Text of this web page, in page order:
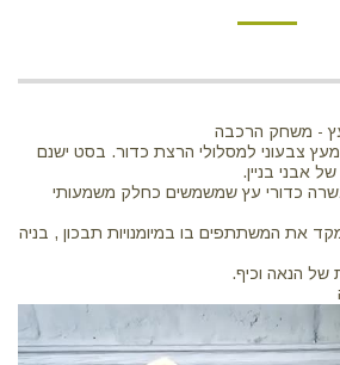
- משחק הרכבה
מעץ צבעוני למסלולי הרצת כדור. בסט ישנם
אבני בניין.
כדורי עץ שמשמשים כחלק משמעותי
את המשתתפים בו במיומנויות תבכון , בניה
הנאה וכיף.